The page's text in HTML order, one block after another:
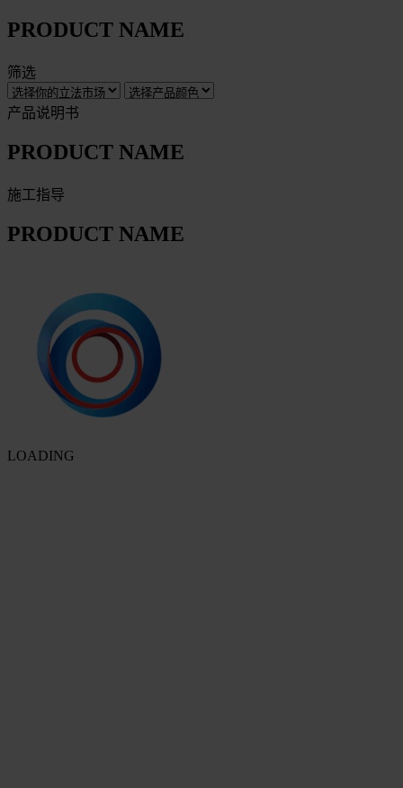
PRODUCT NAME
筛选
产品说明书
PRODUCT NAME
施工指导
PRODUCT NAME
LOADING